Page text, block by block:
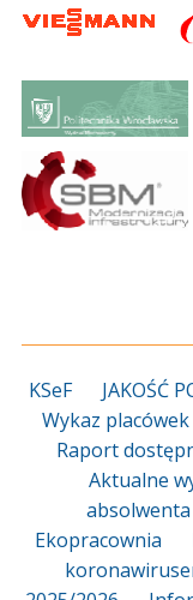
KSeF
JAKOŚĆ
Wykaz
Raport
Aktualne
absolwenta
Ekopracownia